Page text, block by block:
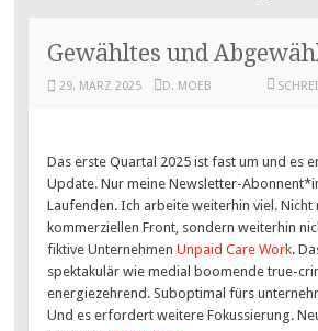
Gewähltes und
29. MÄRZ 2025 D. MOEB
Das erste Quartal 2025 ist fast um und es
Update. Nur meine Newsletter-
Laufenden. Ich arbeite weiterhin viel. Nicht
kommerziellen Front, sondern weiterhin
fiktive UnternehmenUnpaid Care Work.
spektakulär wie medial boomende true-
energiezehrend. Suboptimal fürs
Und es erfordert weitere Fokussierung.